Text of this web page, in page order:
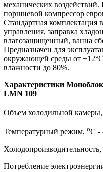
механических
поршневой компрессор
Стандартная комплектация
управления, заправка
влагозащищенный, ванна
Предназначен для
окружающей среды от
влажности до 80%.
Характеристики
LMN 109
Объем холодильной
Температурный режим, оС -
Потребление